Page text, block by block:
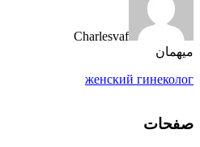
Charlesvaf
میهمان
женский гинеколог
صفحات